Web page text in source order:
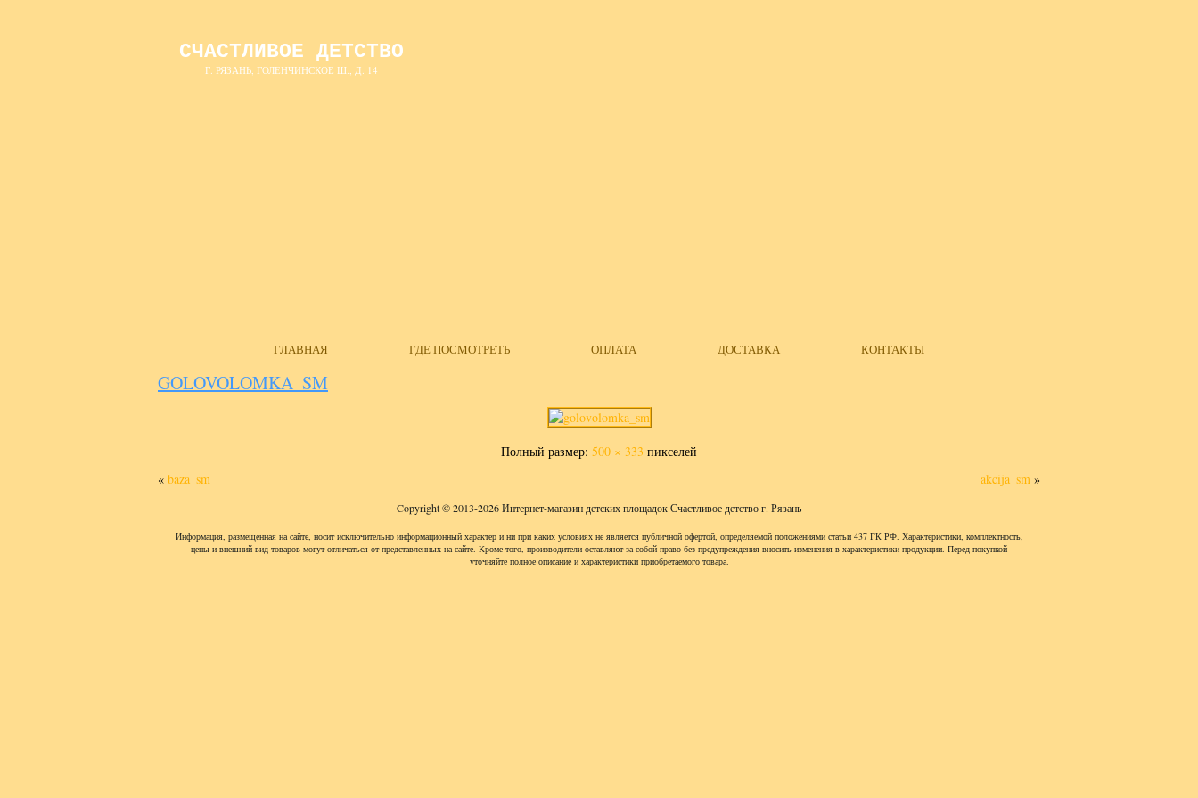
СЧАСТЛИВОЕ ДЕТСТВО
Г. РЯЗАНЬ, ГОЛЕНЧИНСКОЕ Ш., Д. 14
ГЛАВНАЯ ГДЕ ПОСМОТРЕТЬ ОПЛАТА ДОСТАВКА КОНТАКТЫ
GOLOVOLOMKA_SM
Полный размер: 500 × 333 пикселей
« baza_sm akcija_sm »
Copyright © 2013-2026 Интернет-магазин детских площадок Счастливое детство г. Рязань
Информация, размещенная на сайте, носит исключительно информационный характер и ни при каких условиях не является публичной офертой, определяемой положениями статьи 437 ГК РФ. Характеристики, комплектность,
цены и внешний вид товаров могут отличаться от представленных на сайте. Кроме того, производители оставляют за собой право без предупреждения вносить изменения в характеристики продукции. Перед покупкой
уточняйте полное описание и характеристики приобретаемого товара.